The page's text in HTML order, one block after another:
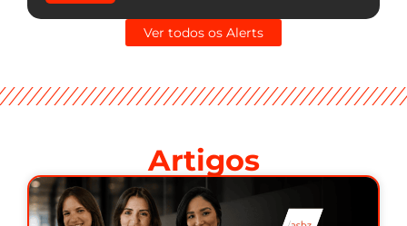
Ver todos os Alerts
Artigos